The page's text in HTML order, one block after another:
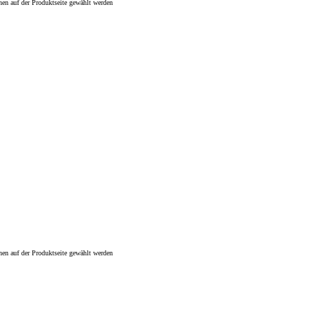
auf der Produktseite gewählt werden
auf der Produktseite gewählt werden